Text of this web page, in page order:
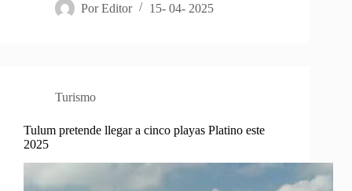
Por Editor 15- 04- 2025
Turismo
Tulum pretende llegar a cinco playas Platino este
2025